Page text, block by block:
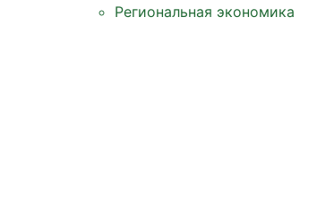
Региональная экономика